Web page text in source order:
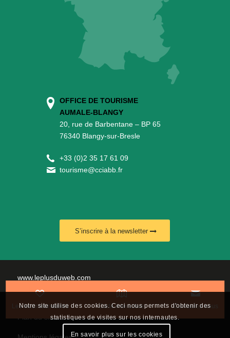
Les incontournables Carte interactive Contactez-nous
OFFICE DE TOURISME
AUMALE-BLANGY
20, rue de Barbentane – BP 65
76340 Blangy-sur-Bresle
+33 (0)2 35 17 61 09
tourisme@cciabb.fr
S’inscrire à la newsletter
www.leplusduweb.com
Politique de confidentialité
Plan du site
Notre site utilise des cookies. Ceci nous permets d'obtenir des
statistiques de visites sur nos internautes.
En savoir plus sur les cookies